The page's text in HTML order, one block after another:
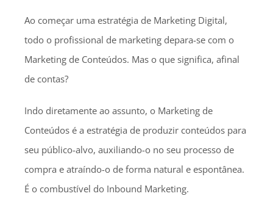
Ao começar uma estratégia de Marketing Digital,
todo o profissional de marketing depara-se com o
Marketing de Conteúdos. Mas o que significa, afinal
de contas?
Indo diretamente ao assunto, o Marketing de
Conteúdos é a estratégia de produzir conteúdos para
seu público-alvo, auxiliando-o no seu processo de
compra e atraíndo-o de forma natural e espontânea.
É o combustível do Inbound Marketing.